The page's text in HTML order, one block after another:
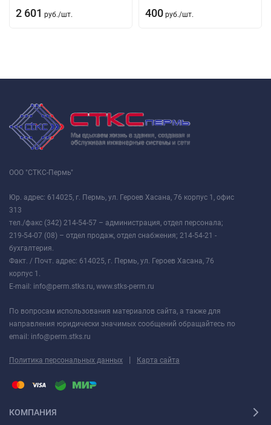
2 601 руб./шт. 400 руб./шт.
ООО "СТКС-Пермь"
Юр. адрес: 614025, г. Пермь, ул. Героев Хасана, 76 корпус 1, офис
313
тел./факс (342) 214-54-57 – администрация, отдел персонала;
219-54-07 (08) – отдел продаж, отдел снабжения; 214-54-21 -
бухгалтерия.
Факт. / Почт. адрес: 614025, г. Пермь, ул. Героев Хасана, 76
корпус 1.
E-mail: info@perm.stks.ru, www.stks-perm.ru
По вопросам использования материалов сайта, а также для
направления юридически значимых сообщений обращайтесь по
email: info@perm.stks.ru
Политика персональных данных | Карта сайта
КОМПАНИЯ